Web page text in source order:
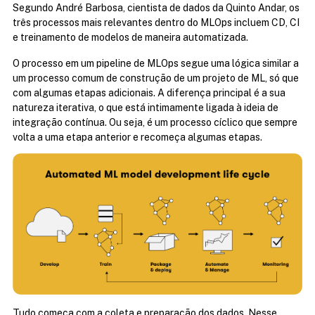
Segundo André Barbosa, cientista de dados da Quinto Andar, os
três processos mais relevantes dentro do MLOps incluem CD, CI
e treinamento de modelos de maneira automatizada.
O processo em um pipeline de MLOps segue uma lógica similar a
um processo comum de construção de um projeto de ML, só que
com algumas etapas adicionais. A diferença principal é a sua
natureza iterativa, o que está intimamente ligada à ideia de
integração contínua. Ou seja, é um processo cíclico que sempre
volta a uma etapa anterior e recomeça algumas etapas.